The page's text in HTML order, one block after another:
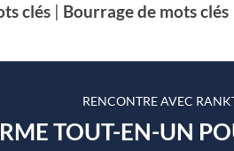
clés | Bourrage de mots clés
RENCONTRE AVEC
TOUT-EN-UN